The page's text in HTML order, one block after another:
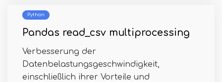
Python
Pandas read_csv multiprocessing
Verbesserung der
Datenbelastungsgeschwindigkeit,
einschließlich ihrer Vorteile und